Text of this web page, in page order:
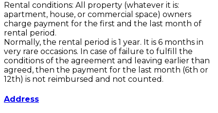
Rental conditions: All property (whatever it is:
apartment, house, or commercial space) owners
charge payment for the first and the last month of
rental period.
Normally, the rental period is 1 year. It is 6 months in
very rare occasions. In case of failure to fulfill the
conditions of the agreement and leaving earlier than
agreed, then the payment for the last month (6th or
12th) is not reimbursed and not counted.
Address